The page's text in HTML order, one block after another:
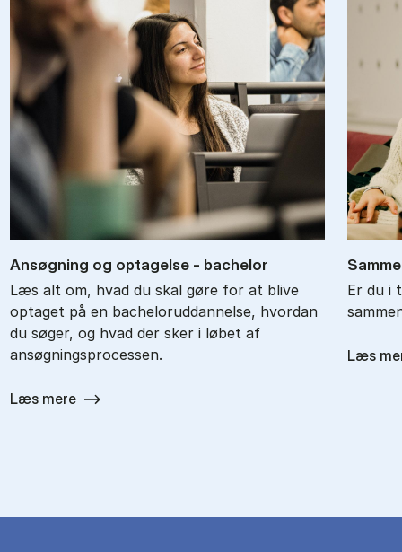
An­søg­ning og op­ta­gel­se - ba­chel­or
Læs alt om, hvad du skal gøre for at blive
optaget på en bacheloruddannelse, hvordan
du søger, og hvad der sker i løbet af
ansøgningsprocessen.
Læs mere
Er du i
Læs